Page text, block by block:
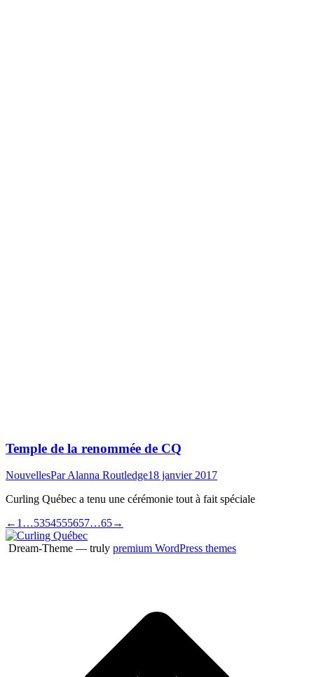
Temple de la renommée de CQ
NouvellesParAlanna Routledge18 janvier 2017
Curling Québec a tenu une cérémonie tout à fait spéciale
← 1 …5354555657…65→
Dream-Theme — truly premium WordPress themes